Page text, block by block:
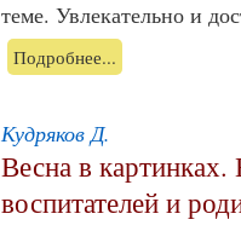
теме. Увлекательно и
Подробнее...
Кудряков Д.
Весна в картинках.
воспитателей и